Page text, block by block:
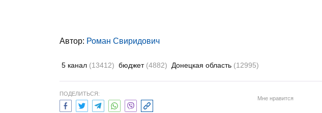
Автор: Роман Свиридович
5 канал (13412) бюджет (4882) Донецкая область (12995)
ПОДЕЛИТЬСЯ:
Мне нравится